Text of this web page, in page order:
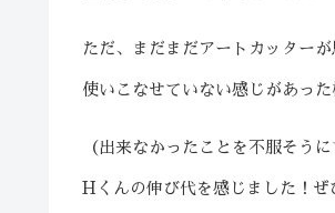
ただ、まだまだアートカッターが
使いこなせていない感じがあった
（出来なかったことを不服そう
Hくんの伸び代を感じました！ぜ